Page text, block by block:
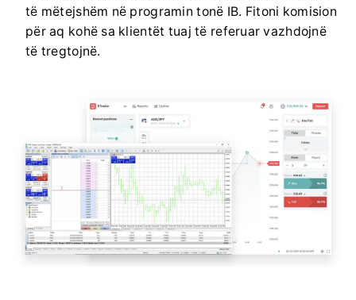
të mëtejshëm në programin tonë IB. Fitoni komision
për aq kohë sa klientët tuaj të referuar vazhdojnë
të tregtojnë.